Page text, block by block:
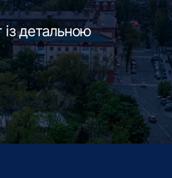
детальною